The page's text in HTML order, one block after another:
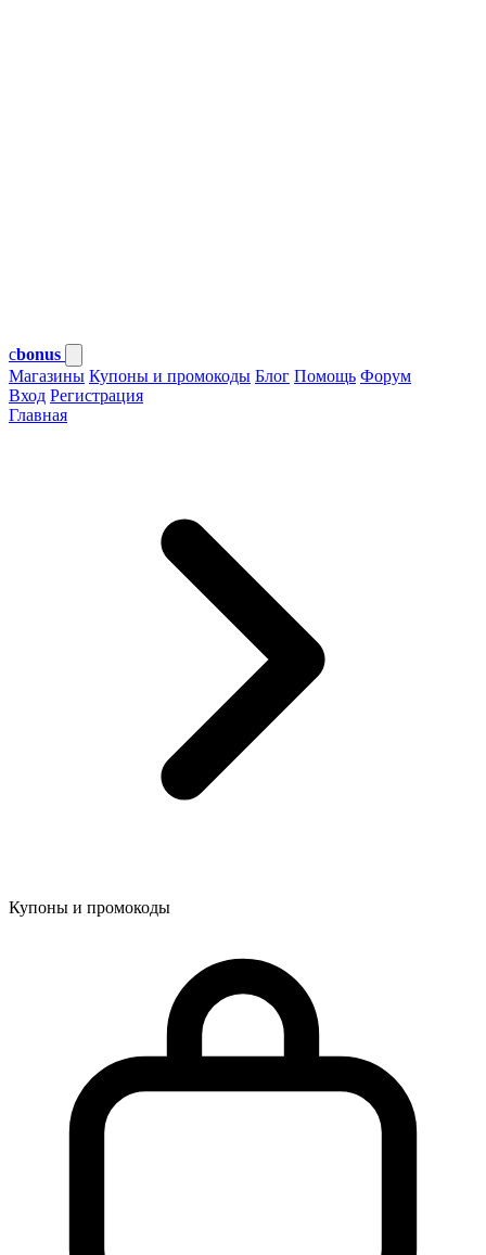
cbonus
Магазины Купоны и промокоды Блог Помощь Форум
Вход Регистрация
Главная
Купоны и промокоды